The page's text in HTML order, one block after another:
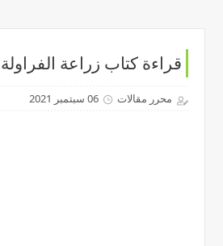
قراءة كتاب زراعة الفراولة
محرر مقالات 06 سبتمبر 2021